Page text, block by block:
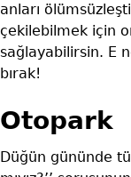
anları
çekilebilmek için
sağlayabilirsin. E
bırak!
Otopark
Düğün gününde